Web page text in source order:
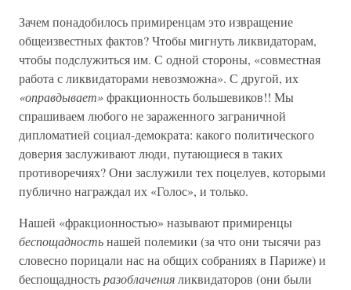
Зачем понадобилось примиренцам это извращение
общеизвестных фактов? Чтобы мигнуть ликвидаторам,
чтобы подслужиться им. С одной стороны, «совместная
работа с ликвидаторами невозможна». С другой, их
«оправдывает»фракционность большевиков!! Мы
спрашиваем любого не зараженного заграничной
дипломатией социал-демократа: какого политического
доверия заслуживают люди, путающиеся в таких
противоречиях? Они заслужили тех поцелуев, которыми
публично награждал их «Голос», и только.
Нашей «фракционностью» называют примиренцы
беспощадностьнашей полемики (за что они тысячи раз
словесно порицали нас на общих собраниях в Париже) и
беспощадностьразоблаченияликвидаторов (они были